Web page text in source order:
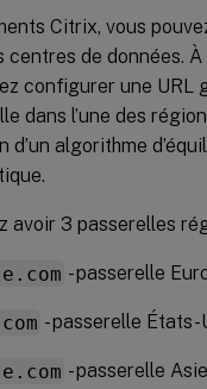
Citrix, vous
de données. À
configurer une URL
dans l’une des
algorithme
avoir 3 passerelles
- passerelle
- passerelle États-
- passerelle